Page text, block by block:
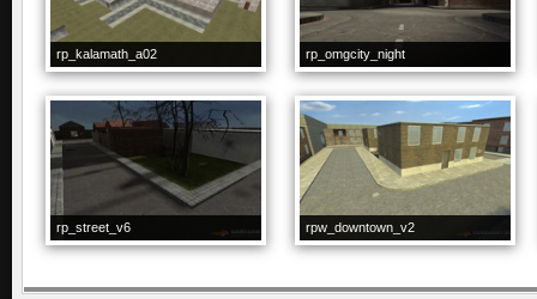
rp_kalamath_a02 rp_omgcity_night
rp_street_v6 rpw_downtown_v2